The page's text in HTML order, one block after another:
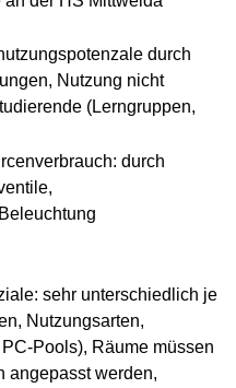
durch
Nutzung nicht
(Lerngruppen,
durch
sehr unterschiedlich je
Nutzungsarten,
Pools), Räume müssen
angepasst werden,